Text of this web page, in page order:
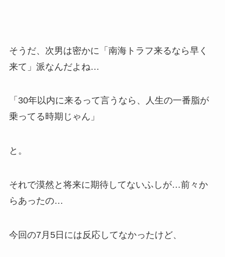
そうだ、次男は密かに「南海トラフ来るなら早く
来て」派なんだよね…
「30年以内に来るって言うなら、人生の一番脂が
乗ってる時期じゃん」
と。
それで漠然と将来に期待してないふしが…前々か
らあったの…
今回の7月5日には反応してなかったけど、